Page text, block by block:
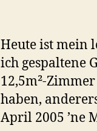
Heute ist mein
ich gespaltene
12,5m²-
haben,
April 2005 ’ne